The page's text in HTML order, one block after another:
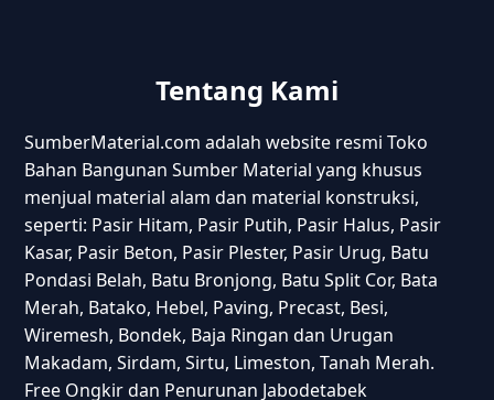
Tentang Kami
SumberMaterial.com adalah website resmi Toko
Bahan Bangunan Sumber Material yang khusus
menjual material alam dan material konstruksi,
seperti: Pasir Hitam, Pasir Putih, Pasir Halus, Pasir
Kasar, Pasir Beton, Pasir Plester, Pasir Urug, Batu
Pondasi Belah, Batu Bronjong, Batu Split Cor, Bata
Merah, Batako, Hebel, Paving, Precast, Besi,
Wiremesh, Bondek, Baja Ringan dan Urugan
Makadam, Sirdam, Sirtu, Limeston, Tanah Merah.
Free Ongkir dan Penurunan Jabodetabek